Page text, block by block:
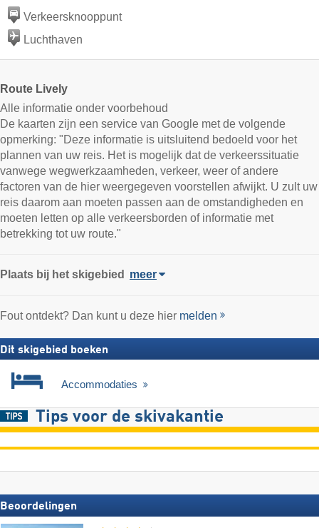
Verkeersknooppunt
Luchthaven
Route Lively
Alle informatie onder voorbehoud
De kaarten zijn een service van Google met de volgende
opmerking: "Deze informatie is uitsluitend bedoeld voor het
plannen van uw reis. Het is mogelijk dat de verkeerssituatie
vanwege wegwerkzaamheden, verkeer, weer of andere
factoren van de hier weergegeven voorstellen afwijkt. U zult uw
reis daarom aan moeten passen aan de omstandigheden en
moeten letten op alle verkeersborden of informatie met
betrekking tot uw route."
Plaats bij het skigebied meer
Fout ontdekt? Dan kunt u deze hier melden
Dit skigebied boeken
Accommodaties
Tips voor de skivakantie
Beoordelingen